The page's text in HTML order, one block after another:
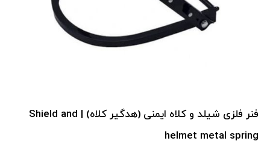
فنر فلزی شیلد و کلاه ایمنی (هدگیر کلاه) | Shield and
helmet metal spring